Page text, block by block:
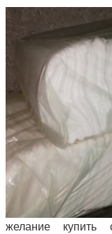
желание купить